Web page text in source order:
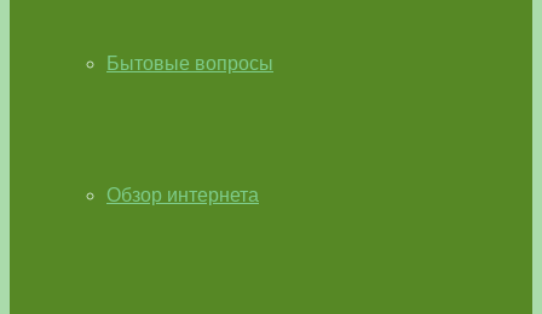
Бытовые вопросы
Обзор интернета